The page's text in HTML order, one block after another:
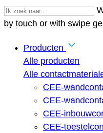
by touch or with swipe
Producten
Alle producten
Alle
CEE-
CEE-
CEE-
CEE-